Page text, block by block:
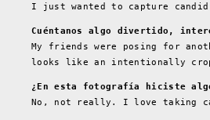
I just wanted to capture
Cuéntanos algo divertido,
My friends were posing for
looks like an intentionally
¿En esta fotografía hiciste
No, not really. I love taking